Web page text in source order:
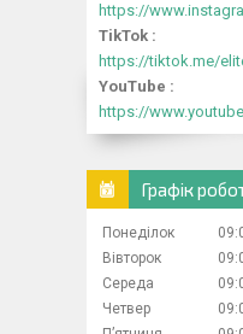
TikTok
https://tiktok.me/
YouTube
Графік
Понеділок
Вівторок
Середа
Четвер